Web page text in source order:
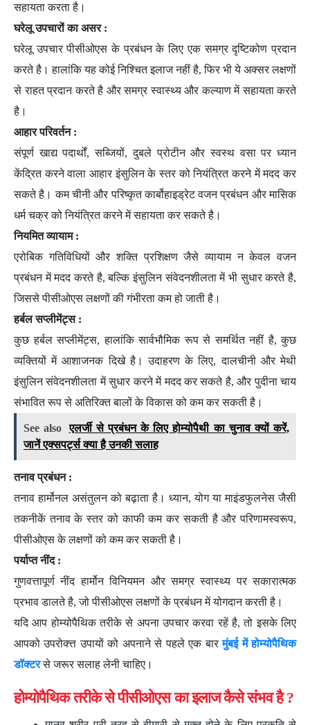
सहायता करता है।
घरेलू उपचारों का असर :
घरेलू उपचार पीसीओएस के प्रबंधन के लिए एक समग्र दृष्टिकोण प्रदान
करते है। हालांकि यह कोई निश्चित इलाज नहीं है, फिर भी ये अक्सर लक्षणों
से राहत प्रदान करते है और समग्र स्वास्थ्य और कल्याण में सहायता करते
है।
आहार परिवर्तन :
संपूर्ण खाद्य पदार्थों, सब्जियों, दुबले प्रोटीन और स्वस्थ वसा पर ध्यान
केंद्रित करने वाला आहार इंसुलिन के स्तर को नियंत्रित करने में मदद कर
सकते है। कम चीनी और परिष्कृत कार्बोहाइड्रेट वजन प्रबंधन और मासिक
धर्म चक्र को नियंत्रित करने में सहायता कर सकते है।
नियमित व्यायाम :
एरोबिक गतिविधियों और शक्ति प्रशिक्षण जैसे व्यायाम न केवल वजन
प्रबंधन में मदद करते है, बल्कि इंसुलिन संवेदनशीलता में भी सुधार करते है,
जिससे पीसीओएस लक्षणों की गंभीरता कम हो जाती है।
हर्बल सप्लीमेंट्स :
कुछ हर्बल सप्लीमेंट्स, हालांकि सार्वभौमिक रूप से समर्थित नहीं है, कुछ
व्यक्तियों में आशाजनक दिखे है। उदाहरण के लिए, दालचीनी और मेथी
इंसुलिन संवेदनशीलता में सुधार करने में मदद कर सकते है, और पुदीना चाय
संभावित रूप से अतिरिक्त बालों के विकास को कम कर सकती है।
See also
एलर्जी से प्रबंधन के लिए होम्योपैथी का चुनाव क्यों करें,
जानें एक्सपर्ट्स क्या है उनकी सलाह
तनाव प्रबंधन :
तनाव हार्मोनल असंतुलन को बढ़ाता है। ध्यान, योग या माइंडफुलनेस जैसी
तकनीकें तनाव के स्तर को काफी कम कर सकती है और परिणामस्वरूप,
पीसीओएस के लक्षणों को कम कर सकती है।
पर्याप्त नींद :
गुणवत्तापूर्ण नींद हार्मोन विनियमन और समग्र स्वास्थ्य पर सकारात्मक
प्रभाव डालते है, जो पीसीओएस लक्षणों के प्रबंधन में योगदान करती है।
यदि आप होम्योपैथिक तरीके से अपना उपचार करवा रहें है, तो इसके लिए
आपको उपरोक्त्त उपायों को अपनाने से पहले एक बारमुंबई में होम्योपैथिक
डॉक्टरसे जरूर सलाह लेनी चाहिए।
होम्योपैथिक तरीके से पीसीओएस का इलाज कैसे संभव है ?